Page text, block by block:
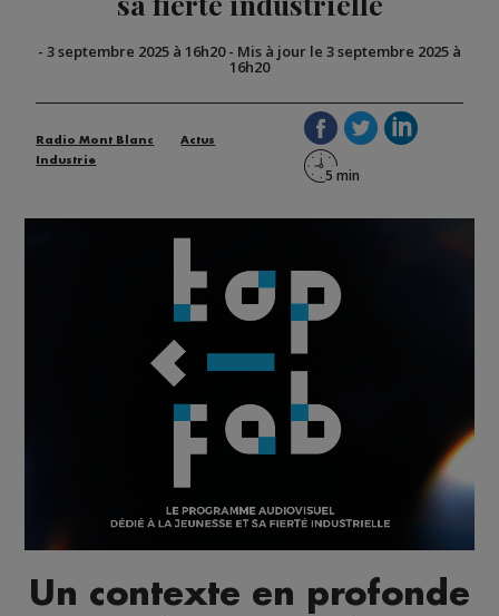
- 3 septembre 2025 à 16h20- Mis à jour le 3 septembre 2025 à
16h20
Radio Mont Blanc
Actus
Industrie
Un contexte en profonde